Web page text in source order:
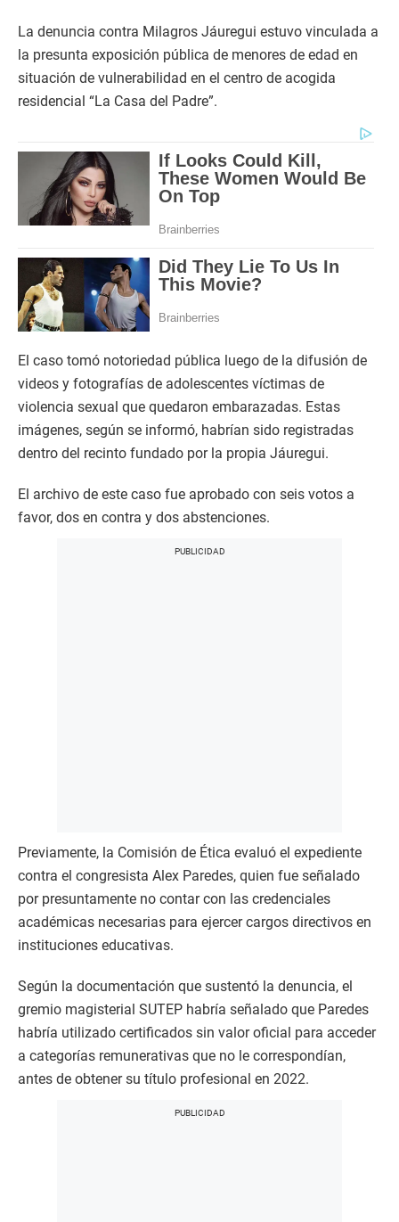
La denuncia contra Milagros Jáuregui estuvo vinculada a
la presunta exposición pública de menores de edad en
situación de vulnerabilidad en el centro de acogida
residencial “La Casa del Padre”.
El caso tomó notoriedad pública luego de la difusión de
videos y fotografías de adolescentes víctimas de
violencia sexual que quedaron embarazadas. Estas
imágenes, según se informó, habrían sido registradas
dentro del recinto fundado por la propia Jáuregui.
El archivo de este caso fue aprobado con seis votos a
favor, dos en contra y dos abstenciones.
Previamente, la Comisión de Ética evaluó el expediente
contra el congresista Alex Paredes, quien fue señalado
por presuntamente no contar con las credenciales
académicas necesarias para ejercer cargos directivos en
instituciones educativas.
Según la documentación que sustentó la denuncia, el
gremio magisterial SUTEP habría señalado que Paredes
habría utilizado certificados sin valor oficial para acceder
a categorías remunerativas que no le correspondían,
antes de obtener su título profesional en 2022.